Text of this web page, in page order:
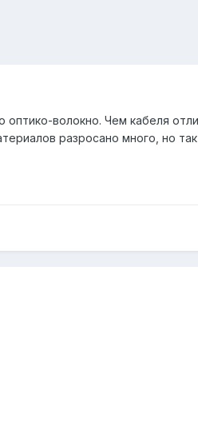
волокно. Чем кабеля
разросано много, но